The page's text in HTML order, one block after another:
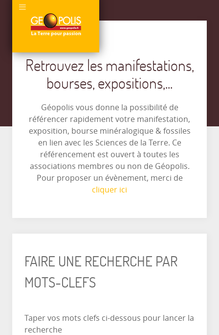
Retrouvez les manifestations,
bourses, expositions,...
Géopolis vous donne la possibilité de
référencer rapidement votre manifestation,
exposition, bourse minéralogique & fossiles
en lien avec les Sciences de la Terre. Ce
référencement est ouvert à toutes les
associations membres ou non de Géopolis.
Pour proposer un évènement, merci de
cliquer ici
FAIRE UNE RECHERCHE PAR
MOTS-CLEFS
Taper vos mots clefs ci-dessous pour lancer la
recherche